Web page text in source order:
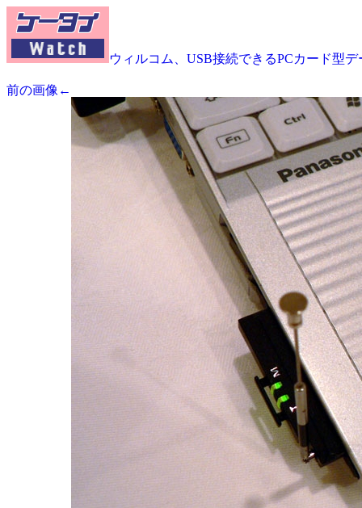
ウィルコム、USB接続できるPCカード型
前の画像←